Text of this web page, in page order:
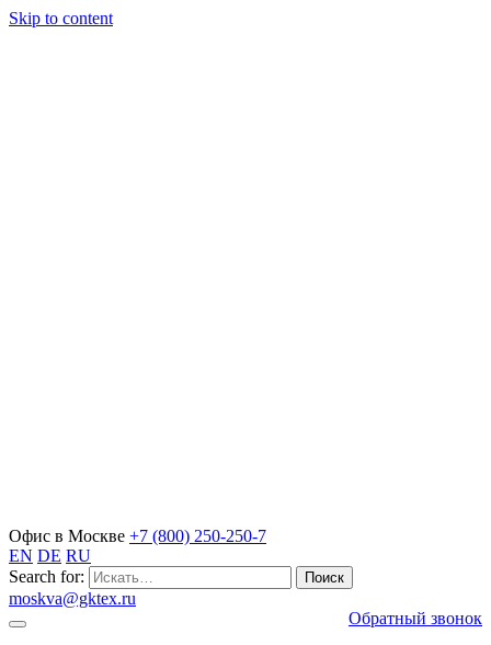
Skip to content
Офис в Москве +7 (800) 250-250-7
EN DE RU
Search for:
moskva@gktex.ru
Обратный звонок